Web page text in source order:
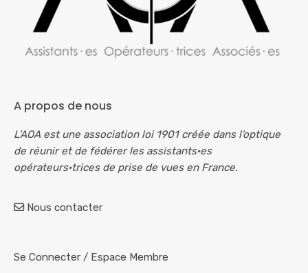
A propos de nous
L’AOA est une association loi 1901 créée dans l’optique
de réunir et de fédérer les assistants·es
opérateurs·trices de prise de vues en France.
Nous contacter
Se Connecter / Espace Membre